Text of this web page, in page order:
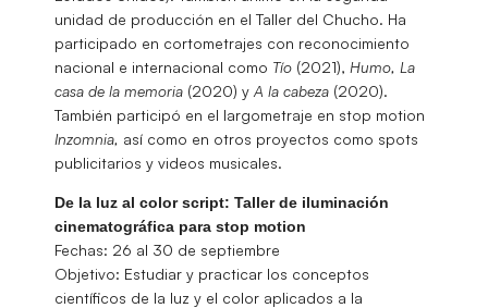
unidad de producción en el Taller del Chucho. Ha
participado en cortometrajes con reconocimiento
nacional e internacional como Tío (2021), Humo, La
casa de la memoria (2020) y A la cabeza (2020).
También participó en el largometraje en stop motion
Inzomnia, así como en otros proyectos como spots
publicitarios y videos musicales.
De la luz al color script: Taller de iluminación
cinematográfi­ca para stop motion
Fechas: 26 al 30 de septiembre
Objetivo: Estudiar y practicar los conceptos
científicos de la luz y el color aplicados a la